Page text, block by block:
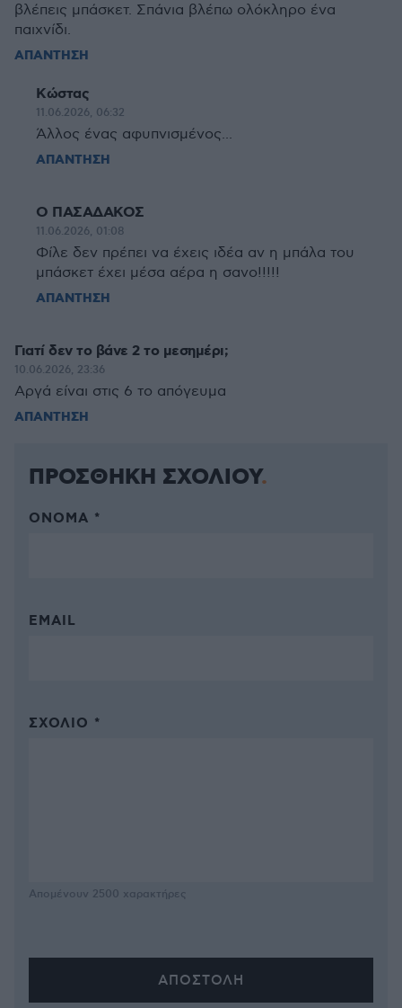
βλέπεις μπάσκετ. Σπάνια βλέπω ολόκληρο ένα
παιχνίδι.
ΑΠΑΝΤΗΣΗ
Κώστας
11.06.2026, 06:32
Άλλος ένας αφυπνισμένος...
ΑΠΑΝΤΗΣΗ
Ο ΠΑΣΑΔΑΚΟΣ
11.06.2026, 01:08
Φίλε δεν πρέπει να έχεις ιδέα αν η μπάλα του
μπάσκετ έχει μέσα αέρα η σανο!!!!!
ΑΠΑΝΤΗΣΗ
Γιατί δεν το βάνε 2 το μεσημέρι;
10.06.2026, 23:36
Αργά είναι στις 6 το απόγευμα
ΑΠΑΝΤΗΣΗ
ΠΡΟΣΘΗΚΗ ΣΧΟΛΙΟΥ
ΌΝΟΜΑ *
EMAIL
ΣΧΌΛΙΟ *
Απομένουν 2500 χαρακτήρες